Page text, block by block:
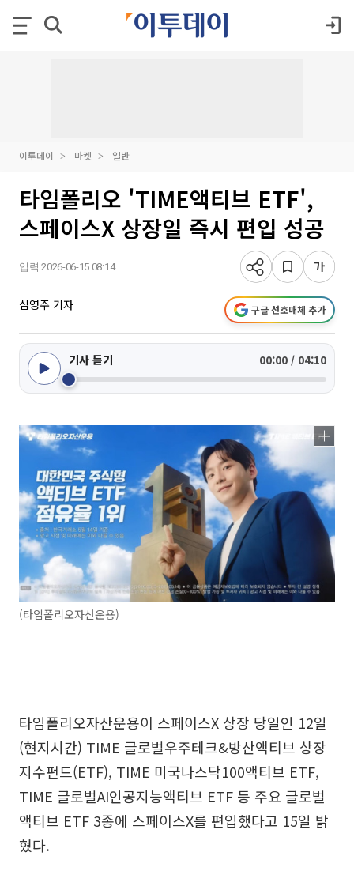
이투데이 마켓 일반
타임폴리오 'TIME액티브 ETF',
스페이스X 상장일 즉시 편입 성공
입력 2026-06-15 08:14
심영주 기자 구글 선호매체 추가
기사 듣기 00:00 / 04:10
(타임폴리오자산운용)
타임폴리오자산운용이 스페이스X 상장 당일인 12일
(현지시간) TIME 글로벌우주테크&방산액티브 상장
지수펀드(ETF), TIME 미국나스닥100액티브 ETF,
TIME 글로벌AI인공지능액티브 ETF 등 주요 글로벌
액티브 ETF 3종에 스페이스X를 편입했다고 15일 밝
혔다.